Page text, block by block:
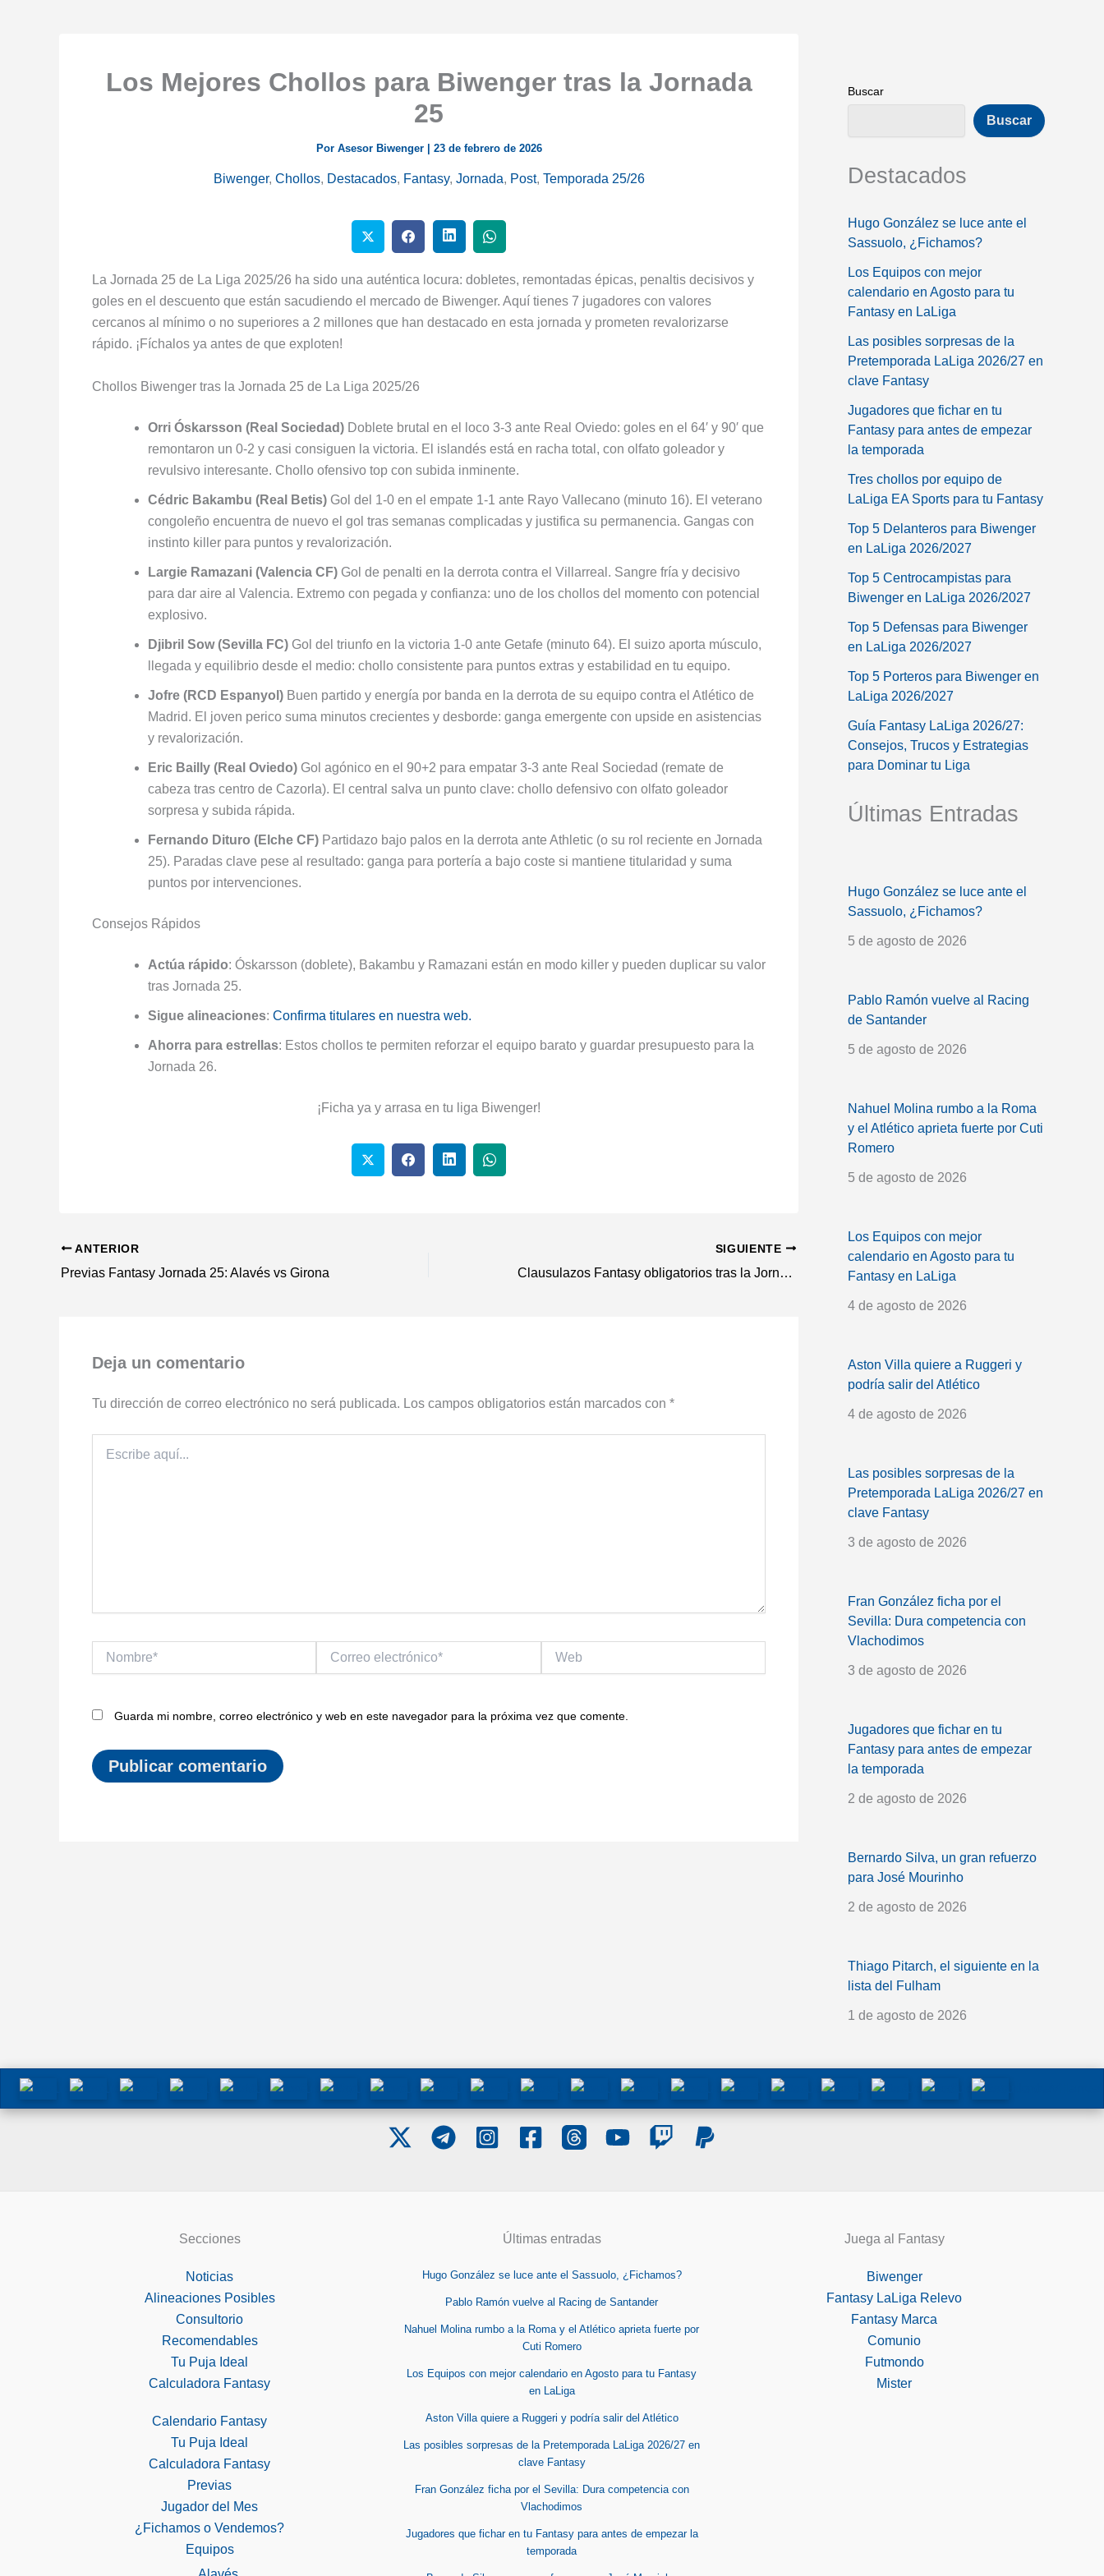
Los Mejores Chollos para Biwenger tras la Jornada
25
Por Asesor Biwenger 23 de febrero de 2026
Biwenger, Chollos, Destacados, Fantasy, Jornada, Post, Temporada 25/26
La Jornada 25 de La Liga 2025/26 ha sido una auténtica locura: dobletes, remontadas épicas, penaltis decisivos y
goles en el descuento que están sacudiendo el mercado de Biwenger. Aquí tienes 7 jugadores con valores
cercanos al mínimo o no superiores a 2 millones que han destacado en esta jornada y prometen revalorizarse
rápido. ¡Fíchalos ya antes de que exploten!
Chollos Biwenger tras la Jornada 25 de La Liga 2025/26
Orri Óskarsson (Real Sociedad) Doblete brutal en el loco 3-3 ante Real Oviedo: goles en el 64′ y 90′ que
remontaron un 0-2 y casi consiguen la victoria. El islandés está en racha total, con olfato goleador y
revulsivo interesante. Chollo ofensivo top con subida inminente.
Cédric Bakambu (Real Betis) Gol del 1-0 en el empate 1-1 ante Rayo Vallecano (minuto 16). El veterano
congoleño encuentra de nuevo el gol tras semanas complicadas y justifica su permanencia. Gangas con
instinto killer para puntos y revalorización.
Largie Ramazani (Valencia CF) Gol de penalti en la derrota contra el Villarreal. Sangre fría y decisivo
para dar aire al Valencia. Extremo con pegada y confianza: uno de los chollos del momento con potencial
explosivo.
Djibril Sow (Sevilla FC) Gol del triunfo en la victoria 1-0 ante Getafe (minuto 64). El suizo aporta músculo,
llegada y equilibrio desde el medio: chollo consistente para puntos extras y estabilidad en tu equipo.
Jofre (RCD Espanyol) Buen partido y energía por banda en la derrota de su equipo contra el Atlético de
Madrid. El joven perico suma minutos crecientes y desborde: ganga emergente con upside en asistencias
y revalorización.
Eric Bailly (Real Oviedo) Gol agónico en el 90+2 para empatar 3-3 ante Real Sociedad (remate de
cabeza tras centro de Cazorla). El central salva un punto clave: chollo defensivo con olfato goleador
sorpresa y subida rápida.
Fernando Dituro (Elche CF) Partidazo bajo palos en la derrota ante Athletic (o su rol reciente en Jornada
25). Paradas clave pese al resultado: ganga para portería a bajo coste si mantiene titularidad y suma
puntos por intervenciones.
Consejos Rápidos
Actúa rápido: Óskarsson (doblete), Bakambu y Ramazani están en modo killer y pueden duplicar su valor
tras Jornada 25.
Sigue alineaciones: Confirma titulares en nuestra web.
Ahorra para estrellas: Estos chollos te permiten reforzar el equipo barato y guardar presupuesto para la
Jornada 26.
¡Ficha ya y arrasa en tu liga Biwenger!
ANTERIOR
Previas Fantasy Jornada 25: Alavés vs Girona
SIGUIENTE
Clausulazos Fantasy obligatorios tras la Jornada 25
Deja un comentario
Tu dirección de correo electrónico no será publicada. Los campos obligatorios están marcados con *
aquí...
electrónico*
Guarda mi nombre, correo electrónico y web en este navegador para la próxima vez que comente.
Buscar
Buscar
Destacados
Hugo González se luce ante el
Sassuolo, ¿Fichamos?
Los Equipos con mejor
calendario en Agosto para tu
Fantasy en LaLiga
Las posibles sorpresas de la
Pretemporada LaLiga 2026/27 en
clave Fantasy
Jugadores que fichar en tu
Fantasy para antes de empezar
la temporada
Tres chollos por equipo de
LaLiga EA Sports para tu Fantasy
Top 5 Delanteros para Biwenger
en LaLiga 2026/2027
Top 5 Centrocampistas para
Biwenger en LaLiga 2026/2027
Top 5 Defensas para Biwenger
en LaLiga 2026/2027
Top 5 Porteros para Biwenger en
LaLiga 2026/2027
Guía Fantasy LaLiga 2026/27:
Consejos, Trucos y Estrategias
para Dominar tu Liga
Últimas Entradas
Hugo González se luce ante el
Sassuolo, ¿Fichamos?
5 de agosto de 2026
Pablo Ramón vuelve al Racing
de Santander
5 de agosto de 2026
Nahuel Molina rumbo a la Roma
y el Atlético aprieta fuerte por Cuti
Romero
5 de agosto de 2026
Los Equipos con mejor
calendario en Agosto para tu
Fantasy en LaLiga
4 de agosto de 2026
Aston Villa quiere a Ruggeri y
podría salir del Atlético
4 de agosto de 2026
Las posibles sorpresas de la
Pretemporada LaLiga 2026/27 en
clave Fantasy
3 de agosto de 2026
Fran González ficha por el
Sevilla: Dura competencia con
Vlachodimos
3 de agosto de 2026
Jugadores que fichar en tu
Fantasy para antes de empezar
la temporada
2 de agosto de 2026
Bernardo Silva, un gran refuerzo
para José Mourinho
2 de agosto de 2026
Thiago Pitarch, el siguiente en la
lista del Fulham
1 de agosto de 2026
Secciones
Noticias
Alineaciones Posibles
Consultorio
Recomendables
Tu Puja Ideal
Calculadora Fantasy
Calendario Fantasy
Tu Puja Ideal
Calculadora Fantasy
Previas
Jugador del Mes
¿Fichamos o Vendemos?
Equipos
Últimas entradas
Hugo González se luce ante el Sassuolo, ¿Fichamos?
Pablo Ramón vuelve al Racing de Santander
Nahuel Molina rumbo a la Roma y el Atlético aprieta fuerte por
Cuti Romero
Los Equipos con mejor calendario en Agosto para tu Fantasy
en LaLiga
Aston Villa quiere a Ruggeri y podría salir del Atlético
Las posibles sorpresas de la Pretemporada LaLiga 2026/27 en
clave Fantasy
Fran González ficha por el Sevilla: Dura competencia con
Vlachodimos
Jugadores que fichar en tu Fantasy para antes de empezar la
temporada
Juega al Fantasy
Biwenger
Fantasy LaLiga Relevo
Fantasy Marca
Comunio
Futmondo
Mister